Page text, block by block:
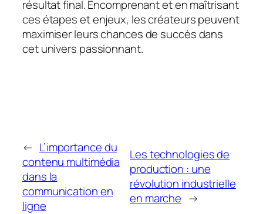
résultat final. Encomprenant et en maîtrisant
ces étapes et enjeux, les créateurs peuvent
maximiser leurs chances de succès dans
cet univers passionnant.
← L’importance du
contenu multimédia
dans la
communication en
ligne
Les technologies de
production : une
révolution industrielle
en marche →